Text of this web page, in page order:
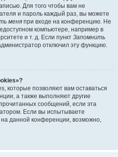
Для того чтобы вам не
и пароль каждый раз, вы можете
меня при входе на конференцию. Не
компьютере, например в
и т. д. Если пункт Запомнить
отключил эту функцию.
которые позволяют вам оставаться
а также выполняют другие
сообщений, если эта
Если вы испытываете
данной конференции, возможно,